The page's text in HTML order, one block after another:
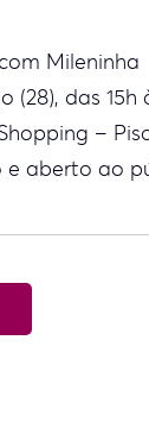
Mileninha
(28), das 15h
–
e aberto ao